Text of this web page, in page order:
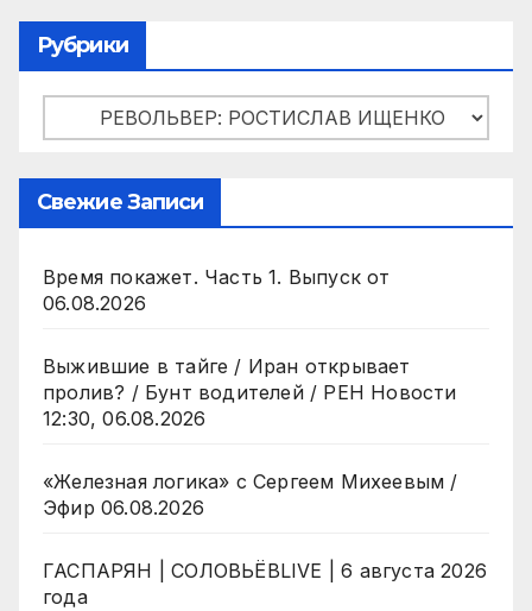
Рубрики
Рубрики
Свежие Записи
Время покажет. Часть 1. Выпуск от
06.08.2026
Выжившие в тайге / Иран открывает
пролив? / Бунт водителей / РЕН Новости
12:30, 06.08.2026
«Железная логика» с Сергеем Михеевым /
Эфир 06.08.2026
ГАСПАРЯН | СОЛОВЬЁВLIVE | 6 августа 2026
года